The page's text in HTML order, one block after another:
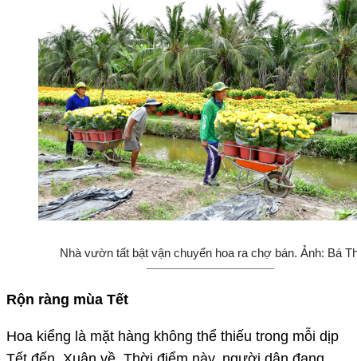
Nhà vườn tất bật vận chuyển hoa ra chợ bán. Ảnh: Bá
Rộn ràng mùa Tết
Hoa kiểng là mặt hàng không thể thiếu trong mỗi dịp